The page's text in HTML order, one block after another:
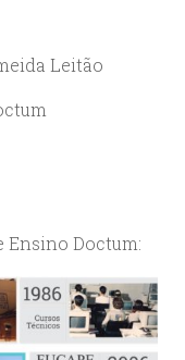
Leitão
Ensino Doctum: